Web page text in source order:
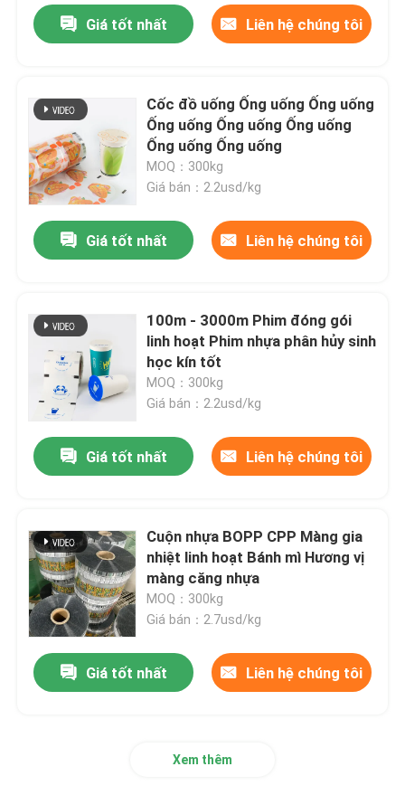
Sản phẩm
Về chúng tôi
Chuyến tham quan nhà máy
Tin tức
Yêu cầu Đặt giá
Màng bao bì BOPP
Giá tốt nhất Liên hệ chúng tôi
Cốc đồ uống Ống uống Ống uống
Ống uống Ống uống Ống uống
Ống uống Ống uống
MOQ：300kg
Giá bán：2.2usd/kg
Giá tốt nhất Liên hệ chúng tôi
100m - 3000m Phim đóng gói
linh hoạt Phim nhựa phân hủy sinh
học kín tốt
MOQ：300kg
Giá bán：2.2usd/kg
Giá tốt nhất Liên hệ chúng tôi
Cuộn nhựa BOPP CPP Màng gia
nhiệt linh hoạt Bánh mì Hương vị
màng căng nhựa
MOQ：300kg
Giá bán：2.7usd/kg
Giá tốt nhất Liên hệ chúng tôi
Xem thêm